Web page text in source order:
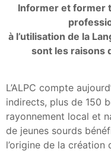
Informer et former
à l’utilisation de la
sont les raisons
L’ALPC compte
indirects, plus de 150
rayonnement local et
de jeunes sourds
l’origine de la